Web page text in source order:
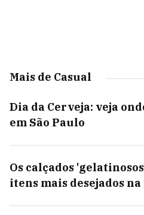
Mais de Casual
Dia da Cerveja: veja
em São Paulo
Os calçados
itens mais desejados na